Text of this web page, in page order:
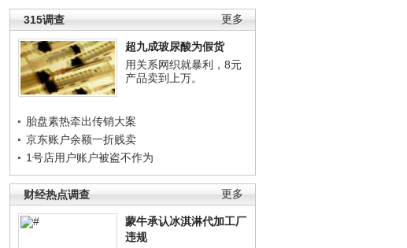
更多
315调查
超九成玻尿酸为假货
用关系网织就暴利，8元
产品卖到上万。
胎盘素热牵出传销大案
京东账户余额一折贱卖
1号店用户账户被盗不作为
更多
财经热点调查
蒙牛承认冰淇淋代加工厂
违规